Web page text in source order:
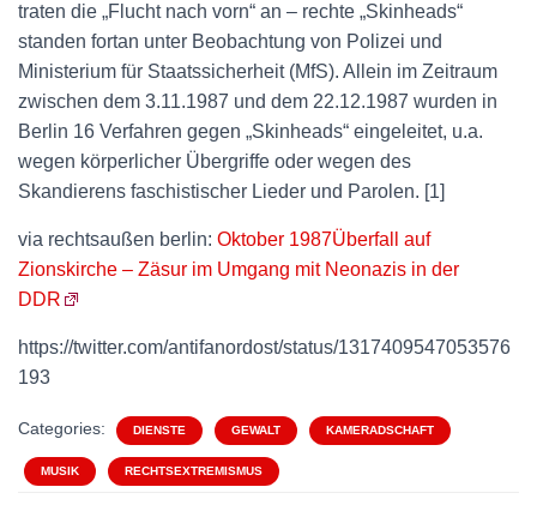
traten die „Flucht nach vorn“ an – rechte „Skinheads“
standen fortan unter Beobachtung von Polizei und
Ministerium für Staatssicherheit (MfS). Allein im Zeitraum
zwischen dem 3.11.1987 und dem 22.12.1987 wurden in
Berlin 16 Verfahren gegen „Skinheads“ eingeleitet, u.a.
wegen körperlicher Übergriffe oder wegen des
Skandierens faschistischer Lieder und Parolen. [1]
via rechtsaußen berlin: Oktober 1987Überfall auf
Zionskirche – Zäsur im Umgang mit Neonazis in der
DDR
https://twitter.com/antifanordost/status/1317409547053576
193
Categories: DIENSTE GEWALT KAMERADSCHAFT
MUSIK RECHTSEXTREMISMUS